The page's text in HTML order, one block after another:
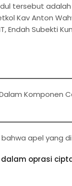
tersebut adalah
Kav Anton
Endah Subekti
Dalam
apel yang
dalam oprasi